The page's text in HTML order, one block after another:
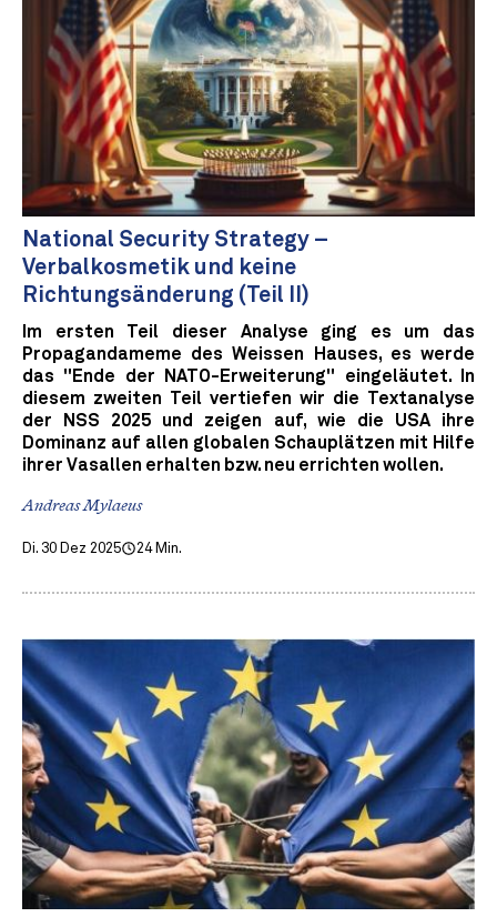
National Security Strategy –
Verbalkosmetik und keine
Richtungsänderung (Teil II)
Im ersten Teil dieser Analyse ging es um das
Propagandameme des Weissen Hauses, es werde
das "Ende der NATO-Erweiterung" eingeläutet. In
diesem zweiten Teil vertiefen wir die Textanalyse
der NSS 2025 und zeigen auf, wie die USA ihre
Dominanz auf allen globalen Schauplätzen mit Hilfe
ihrer Vasallen erhalten bzw. neu errichten wollen.
Andreas Mylaeus
Di. 30 Dez 2025 24 Min.